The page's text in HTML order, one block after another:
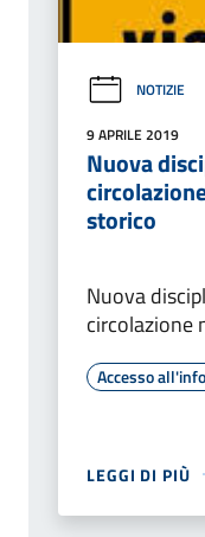
NOTIZIE
9 APRILE 2019
Nuova
storico
Nuova
circolazione
Accesso
LEGGI DI PIÙ